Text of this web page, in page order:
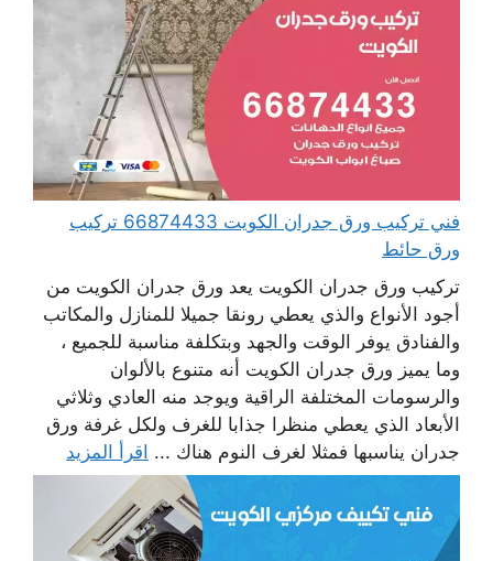
فني تركيب ورق جدران الكويت 66874433 تركيب
ورق حائط
تركيب ورق جدران الكويت يعد ورق جدران الكويت من
أجود الأنواع والذي يعطي رونقا جميلا للمنازل والمكاتب
والفنادق يوفر الوقت والجهد وبتكلفة مناسبة للجميع ،
وما يميز ورق جدران الكويت أنه متنوع بالألوان
والرسومات المختلفة الراقية ويوجد منه العادي وثلاثي
الأبعاد الذي يعطي منظرا جذابا للغرف ولكل غرفة ورق
جدران يناسبها فمثلا لغرف النوم هناك ... اقرأ المزيد